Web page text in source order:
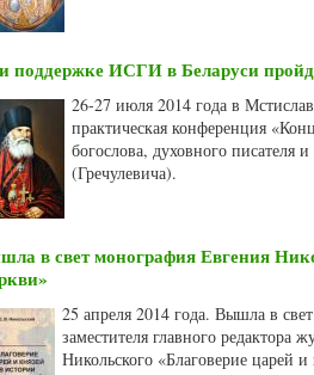
поддержке ИСГИ в Беларуси
26-27 июля 2014 года в
практическая конференция
богослова, духовного писателя
(Гречулевича).
в свет монография Евгения
25 апреля 2014 года. Вышла в
заместителя главного редактора
Никольского «Благоверие царей